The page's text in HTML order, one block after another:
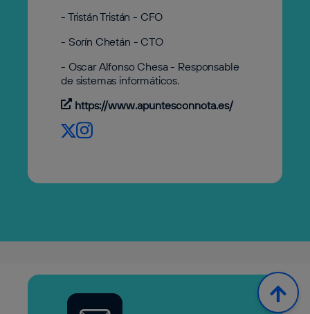
- Tristán Tristán - CFO
- Sorín Chetán - CTO
- Oscar Alfonso Chesa - Responsable
de sistemas informáticos.
https://www.apuntesconnota.es/